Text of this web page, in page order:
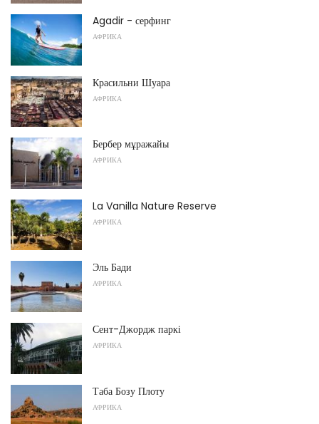
Agadir - серфинг
АФРИКА
Красильни Шуара
АФРИКА
Бербер мұражайы
АФРИКА
La Vanilla Nature Reserve
АФРИКА
Эль Бади
АФРИКА
Сент-Джордж паркі
АФРИКА
Таба Бозу Плоту
АФРИКА